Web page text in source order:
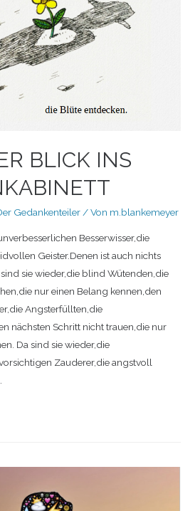
BLICK INS
Gedankenteiler / Von m.blankemeyer
Besserwisser,die
Geister.Denen ist auch nichts
sie wieder,die blind Wütenden,die
nur einen Belang kennen,den
Angsterfüllten,die
nächsten Schritt nicht trauen,die nur
Da sind sie wieder,die
Zauderer,die angstvoll